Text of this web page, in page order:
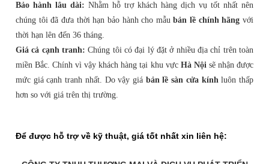
Bảo hành lâu dài: Nhằm hỗ trợ khách hàng dịch vụ tốt nhất nên
chúng tôi đã đưa thời hạn bảo hành cho mẫubản lề chính hãng với
thời hạn lên đến 36 tháng.
Giá cả cạnh tranh: Chúng tôi có đại lý đặt ở nhiều địa chỉ trên toàn
miền Bắc. Chính vì vậy khách hàng tại khu vực Hà Nộisẽ nhận được
mức giá cạnh tranh nhất. Do vậy giá bản lề sàn cửa kínhluôn thấp
hơn so với giá trên thị trường.
Để được hỗ trợ về kỹ thuật, giá tốt nhất xin liên hệ: